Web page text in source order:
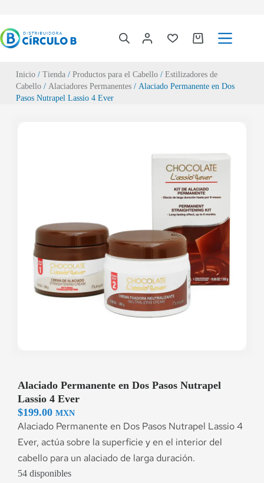
Inicio/ Tienda/ Productos para el Cabello/ Estilizadores de
Cabello/ Alaciadores Permanentes/ Alaciado Permanente en Dos
Pasos Nutrapel Lassio 4 Ever
Alaciado Permanente en Dos Pasos Nutrapel
Lassio 4 Ever
$199.00 MXN
Alaciado Permanente en Dos Pasos Nutrapel Lassio 4
Ever, actúa sobre la superficie y en el interior del
cabello para un alaciado de larga duración.
54 disponibles